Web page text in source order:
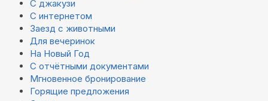
С джакузи
С интернетом
Заезд с животными
Для вечеринок
На Новый Год
С отчётными документами
Мгновенное бронирование
Горящие предложения